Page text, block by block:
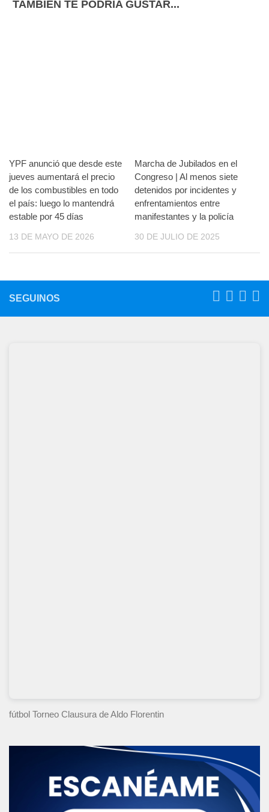
TAMBIÉN TE PODRÍA GUSTAR...
YPF anunció que desde este
jueves aumentará el precio
de los combustibles en todo
el país: luego lo mantendrá
estable por 45 días
13 DE MAYO DE 2026
Marcha de Jubilados en el
Congreso | Al menos siete
detenidos por incidentes y
enfrentamientos entre
manifestantes y la policía
30 DE JULIO DE 2025
SEGUINOS
fútbol Torneo Clausura de Aldo Florentin